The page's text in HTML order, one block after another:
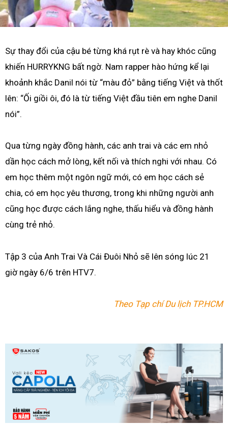
Sự thay đổi của cậu bé từng khá rụt rè và hay khóc cũng
khiến HURRYKNG bất ngờ. Nam rapper hào hứng kể lại
khoảnh khắc Danil nói từ “màu đỏ” bằng tiếng Việt và thốt
lên: “Ối giồi ôi, đó là từ tiếng Việt đầu tiên em nghe Danil
nói”.
Qua từng ngày đồng hành, các anh trai và các em nhỏ
dần học cách mở lòng, kết nối và thích nghi với nhau. Có
em học thêm một ngôn ngữ mới, có em học cách sẻ
chia, có em học yêu thương, trong khi những người anh
cũng học được cách lắng nghe, thấu hiểu và đồng hành
cùng trẻ nhỏ.
Tập 3 của Anh Trai Và Cái Đuôi Nhỏ sẽ lên sóng lúc 21
giờ ngày 6/6 trên HTV7.
Theo Tạp chí Du lịch TP.HCM